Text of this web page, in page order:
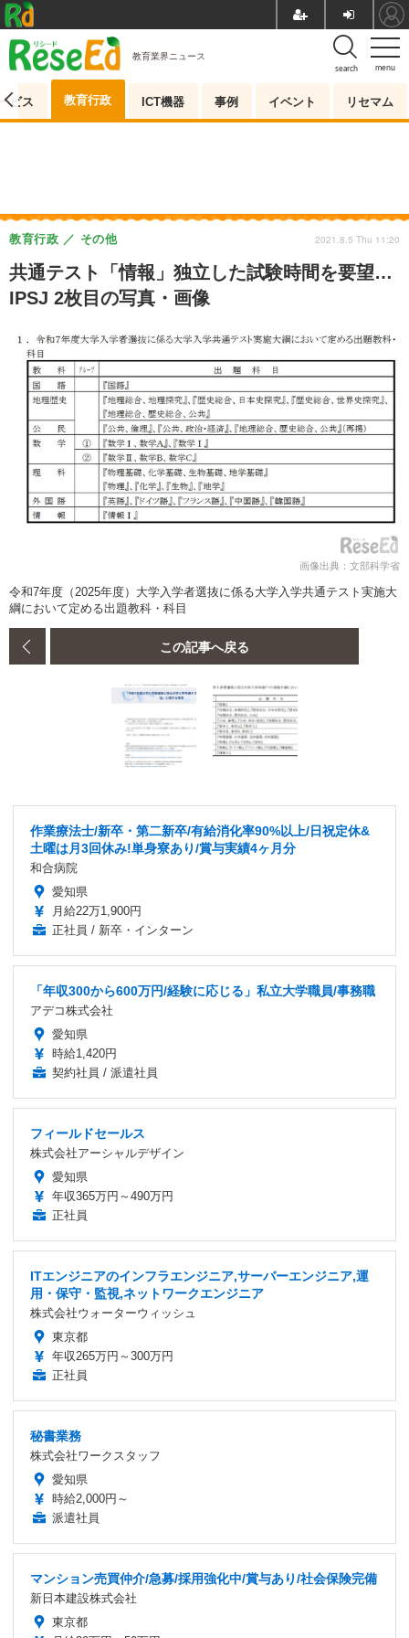
menu
search
教育業界ニュース
ビス 教育行政 ICT機器 事例 イベント リセマム
共通テスト「情報」独立した試験時間を要望…
IPSJ 2枚目の写真・画像
教育行政 その他 2021.8.5 Thu 11:20
画像出典：文部科学省
令和7年度（2025年度）大学入学者選抜に係る大学入学共通テスト実施大
綱において定める出題教科・科目
この記事へ戻る
作業療法士/新卒・第二新卒/有給消化率90%以上/日祝定休&
土曜は月3回休み!単身寮あり/賞与実績4ヶ月分
和合病院
愛知県
月給22万1,900円
正社員 / 新卒・インターン
「年収300から600万円/経験に応じる」私立大学職員/事務職
アデコ株式会社
愛知県
時給1,420円
契約社員 / 派遣社員
フィールドセールス
株式会社アーシャルデザイン
愛知県
年収365万円～490万円
正社員
ITエンジニアのインフラエンジニア,サーバーエンジニア,運
用・保守・監視,ネットワークエンジニア
株式会社ウォーターウィッシュ
東京都
年収265万円～300万円
正社員
秘書業務
株式会社ワークスタッフ
愛知県
時給2,000円～
派遣社員
マンション売買仲介/急募/採用強化中/賞与あり/社会保険完備
新日本建設株式会社
東京都